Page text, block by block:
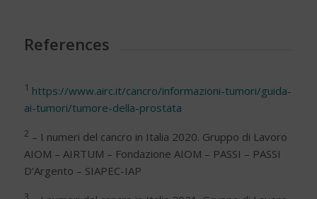
References
1 https://www.airc.it/cancro/informazioni-tumori/guida-
ai-tumori/tumore-della-prostata
2 – I numeri del cancro in Italia 2020. Gruppo di Lavoro
AIOM – AIRTUM – Fondazione AIOM – PASSI – PASSI
D’Argento – SIAPEC-IAP
3